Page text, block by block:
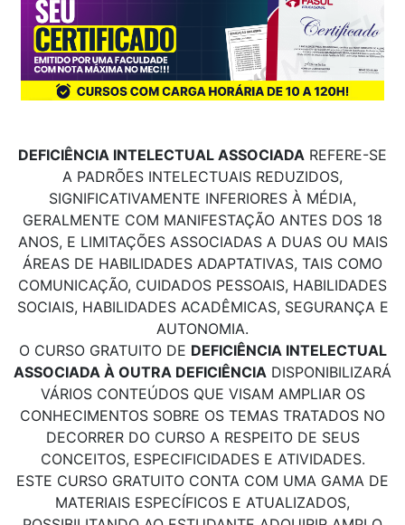
DEFICIÊNCIA INTELECTUAL ASSOCIADA REFERE-SE
A PADRÕES INTELECTUAIS REDUZIDOS,
SIGNIFICATIVAMENTE INFERIORES À MÉDIA,
GERALMENTE COM MANIFESTAÇÃO ANTES DOS 18
ANOS, E LIMITAÇÕES ASSOCIADAS A DUAS OU MAIS
ÁREAS DE HABILIDADES ADAPTATIVAS, TAIS COMO
COMUNICAÇÃO, CUIDADOS PESSOAIS, HABILIDADES
SOCIAIS, HABILIDADES ACADÊMICAS, SEGURANÇA E
AUTONOMIA.
O CURSO GRATUITO DE DEFICIÊNCIA INTELECTUAL
ASSOCIADA À OUTRA DEFICIÊNCIA DISPONIBILIZARÁ
VÁRIOS CONTEÚDOS QUE VISAM AMPLIAR OS
CONHECIMENTOS SOBRE OS TEMAS TRATADOS NO
DECORRER DO CURSO A RESPEITO DE SEUS
CONCEITOS, ESPECIFICIDADES E ATIVIDADES.
ESTE CURSO GRATUITO CONTA COM UMA GAMA DE
MATERIAIS ESPECÍFICOS E ATUALIZADOS,